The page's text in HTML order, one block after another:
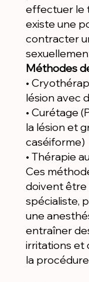
effectuer le
existe une
contracter
Méthodes
•
lésion avec
• Curétage
la lésion et
caséiforme)
• Thérapie
Ces
doivent être
spécialiste,
une
entraîner
irritations et
la